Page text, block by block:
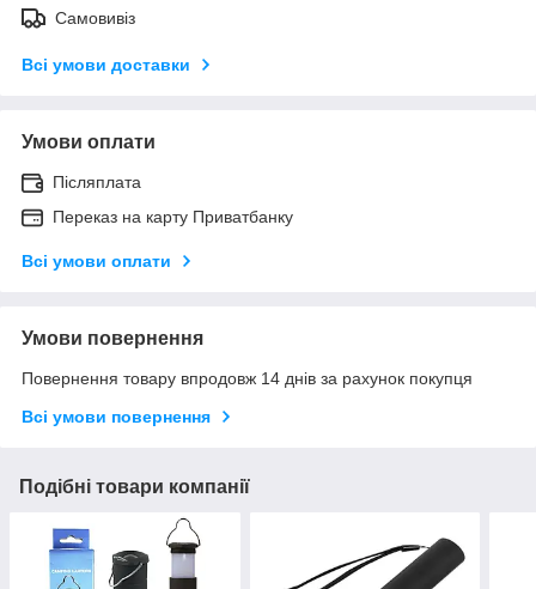
Самовивіз
Всі умови доставки
Умови оплати
Післяплата
Переказ на карту Приватбанку
Всі умови оплати
Умови повернення
Повернення товару впродовж 14 днів за рахунок покупця
Всі умови повернення
Подібні товари компанії